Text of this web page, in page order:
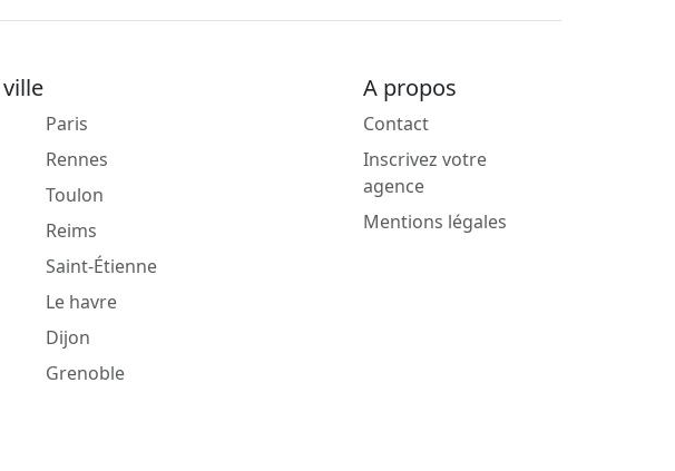
Paris
Rennes
Toulon
Reims
Saint-Étienne
Le havre
Dijon
Grenoble
A propos
Contact
Inscrivez votre
agence
Mentions légales